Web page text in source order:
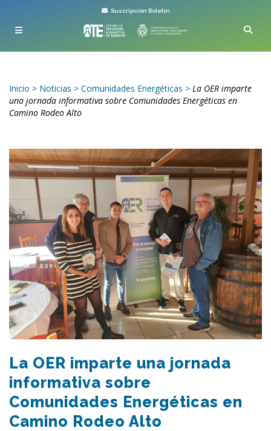
Suscripción Boletín
Inicio > Noticias > Comunidades Energéticas > La OER imparte
una jornada informativa sobre Comunidades Energéticas en
Camino Rodeo Alto
La OER imparte una jornada
informativa sobre
Comunidades Energéticas en
Camino Rodeo Alto